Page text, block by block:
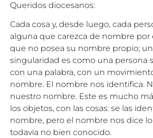
Queridos diocesanos:
Cada cosa y, desde luego, cada
alguna que carezca de nombre
que no posea su nombre propio;
singularidad es como una persona
con una palabra, con un
nombre. El nombre nos identifica.
nuestro nombre. Este es mucho
los objetos, con las cosas: se las
nombre, pero el nombre nos dice
todavía no bien conocido.